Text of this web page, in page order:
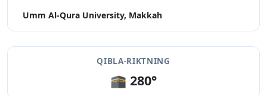
Umm Al-Qura University, Makkah
QIBLA-RIKTNING
🕋 280°